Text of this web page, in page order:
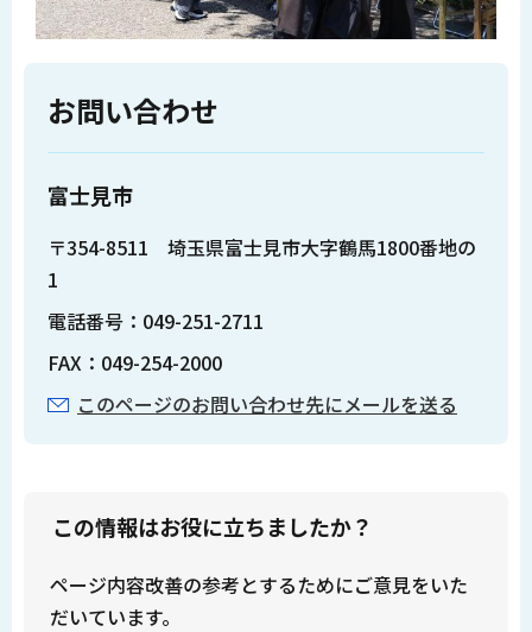
お問い合わせ
富士見市
〒354-8511 埼玉県富士見市大字鶴馬1800番地の
1
電話番号：049-251-2711
FAX：049-254-2000
このページのお問い合わせ先にメールを送る
この情報はお役に立ちましたか？
ページ内容改善の参考とするためにご意見をいた
だいています。